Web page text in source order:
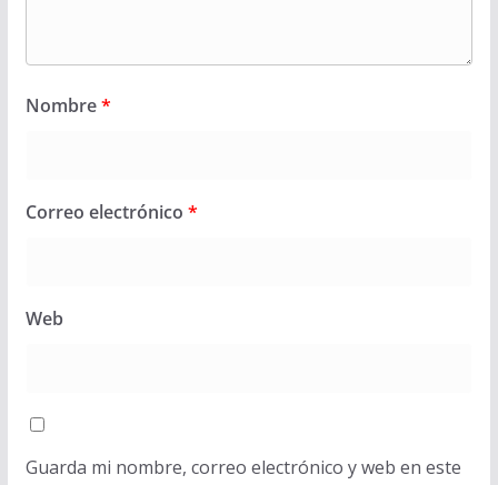
Nombre*
Correo electrónico *
Web
Guarda mi nombre, correo electrónico y web en este